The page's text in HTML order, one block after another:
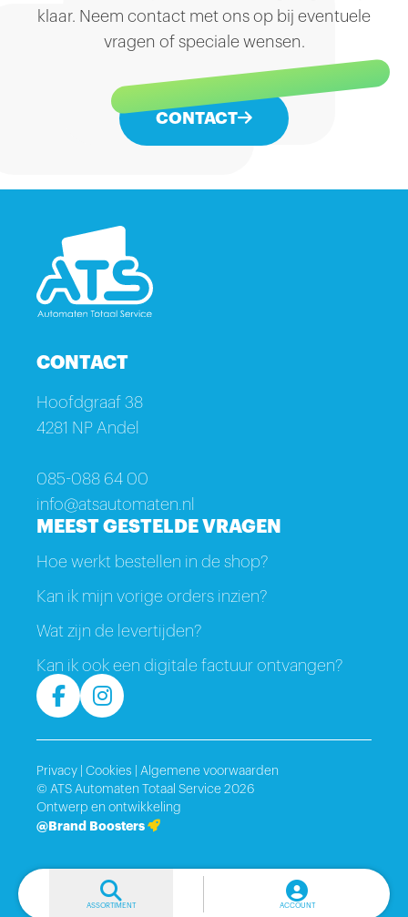
ASSORTIMENT ACCOUNT
klaar. Neem contact met ons op bij eventuele
vragen of speciale wensen.
CONTACT
CONTACT
Hoofdgraaf 38
4281 NP Andel
085-088 64 00
info@atsautomaten.nl
MEEST GESTELDE VRAGEN
Hoe werkt bestellen in de shop?
Kan ik mijn vorige orders inzien?
Wat zijn de levertijden?
Kan ik ook een digitale factuur ontvangen?
Ontwerp en ontwikkeling
@Brand Boosters
© ATS Automaten Totaal Service 2026
Privacy Cookies Algemene voorwaarden